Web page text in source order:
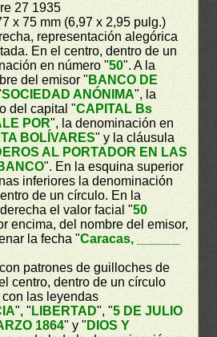
27 1935
x 75 mm (6,97 x 2,95 pulg.)
representación alegórica
En el centro, dentro de un
en número "50". A la
del emisor " BANCO DE
SOCIEDAD ANÓNIMA", la
del capital "CAPITAL Bs
POR", la denominación en
BOLÍVARES" y la cláusula
AL PORTADOR EN LAS
". En la esquina superior
inferiores la denominación
de un círculo. En la
el valor facial "50
encima, del nombre del emisor,
la fecha "Caracas, ______
patrones de guilloches de
centro, dentro de un círculo
con las leyendas
", " LIBERTAD", "5 DE JULIO
1864" y " DIOS Y